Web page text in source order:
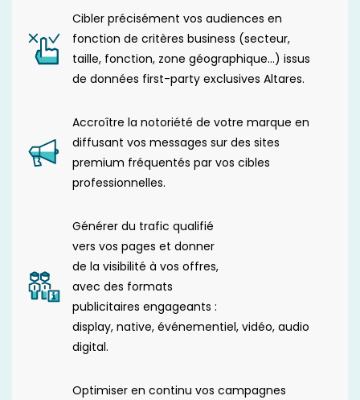
Cibler précisément vos audiences en
fonction de critères business (secteur,
taille, fonction, zone géographique…) issus
de données first-party exclusives Altares.
Accroître la notoriété de votre marque en
diffusant vos messages sur des sites
premium fréquentés par vos cibles
professionnelles.
Générer du trafic qualifié
vers vos pages et donner
de la visibilité à vos offres,
avec des formats
publicitaires engageants :
display, native, événementiel, vidéo, audio
digital.
Optimiser en continu vos campagnes